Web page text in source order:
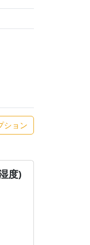
ション
度)